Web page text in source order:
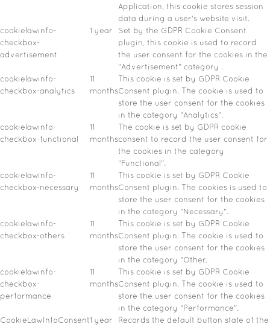
Application, this cookie stores session
data during a user's website visit.
cookielawinfo-
checkbox-
advertisement
1 year
Set by the GDPR Cookie Consent
plugin, this cookie is used to record
the user consent for the cookies in the
"Advertisement" category .
cookielawinfo-
checkbox-analytics
11
months
This cookie is set by GDPR Cookie
Consent plugin. The cookie is used to
store the user consent for the cookies
in the category "Analytics".
cookielawinfo-
checkbox-functional
11
months
The cookie is set by GDPR cookie
consent to record the user consent for
the cookies in the category
"Functional".
cookielawinfo-
checkbox-necessary
11
months
This cookie is set by GDPR Cookie
Consent plugin. The cookies is used to
store the user consent for the cookies
in the category "Necessary".
cookielawinfo-
checkbox-others
11
months
This cookie is set by GDPR Cookie
Consent plugin. The cookie is used to
store the user consent for the cookies
in the category "Other.
cookielawinfo-
checkbox-
performance
11
months
This cookie is set by GDPR Cookie
Consent plugin. The cookie is used to
store the user consent for the cookies
in the category "Performance".
CookieLawInfoConsent1 year
Records the default button state of the